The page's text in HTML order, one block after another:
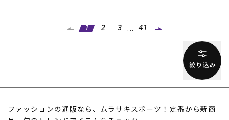
1 2 3 ... 41
ファッションの通販なら、ムラサキスポーツ！定番から新商